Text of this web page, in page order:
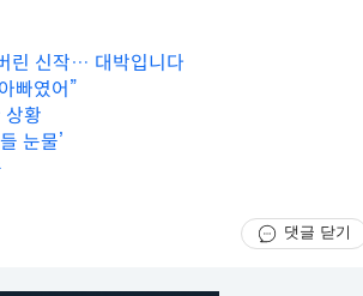
린 신작… 대박입니다
빠였어”
상황
눈물’
댓글 닫기